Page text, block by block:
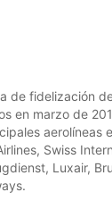
de fidelización
en marzo de
aerolíneas
Swiss
Luxair,